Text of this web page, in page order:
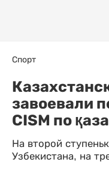
Спорт
завоевали
CISM по
На второй
Узбекистана, на